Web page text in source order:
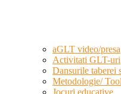
aGLT video/presa
Activitati GLT-uri
Dansurile taberei
Metodologie/
Jocuri educative